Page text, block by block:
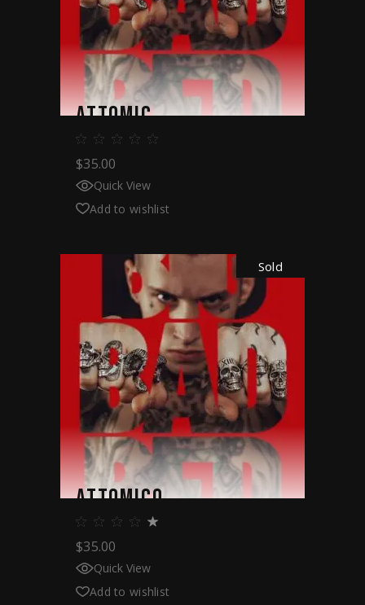
ATTOMIC
$35.00
Quick View
Add to wishlist
Sold
ATTOMICO
$35.00
Quick View
Add to wishlist